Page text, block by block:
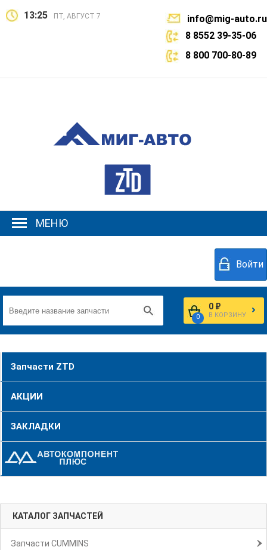
13:25 ПТ, АВГУСТ 7
info@mig-auto.ru
8 8552 39-35-06
8 800 700-80-89
МЕНЮ
Войти
0
0 ₽
В КОРЗИНУ
Запчасти ZTD
АКЦИИ
ЗАКЛАДКИ
КАТАЛОГ ЗАПЧАСТЕЙ
Запчасти CUMMINS